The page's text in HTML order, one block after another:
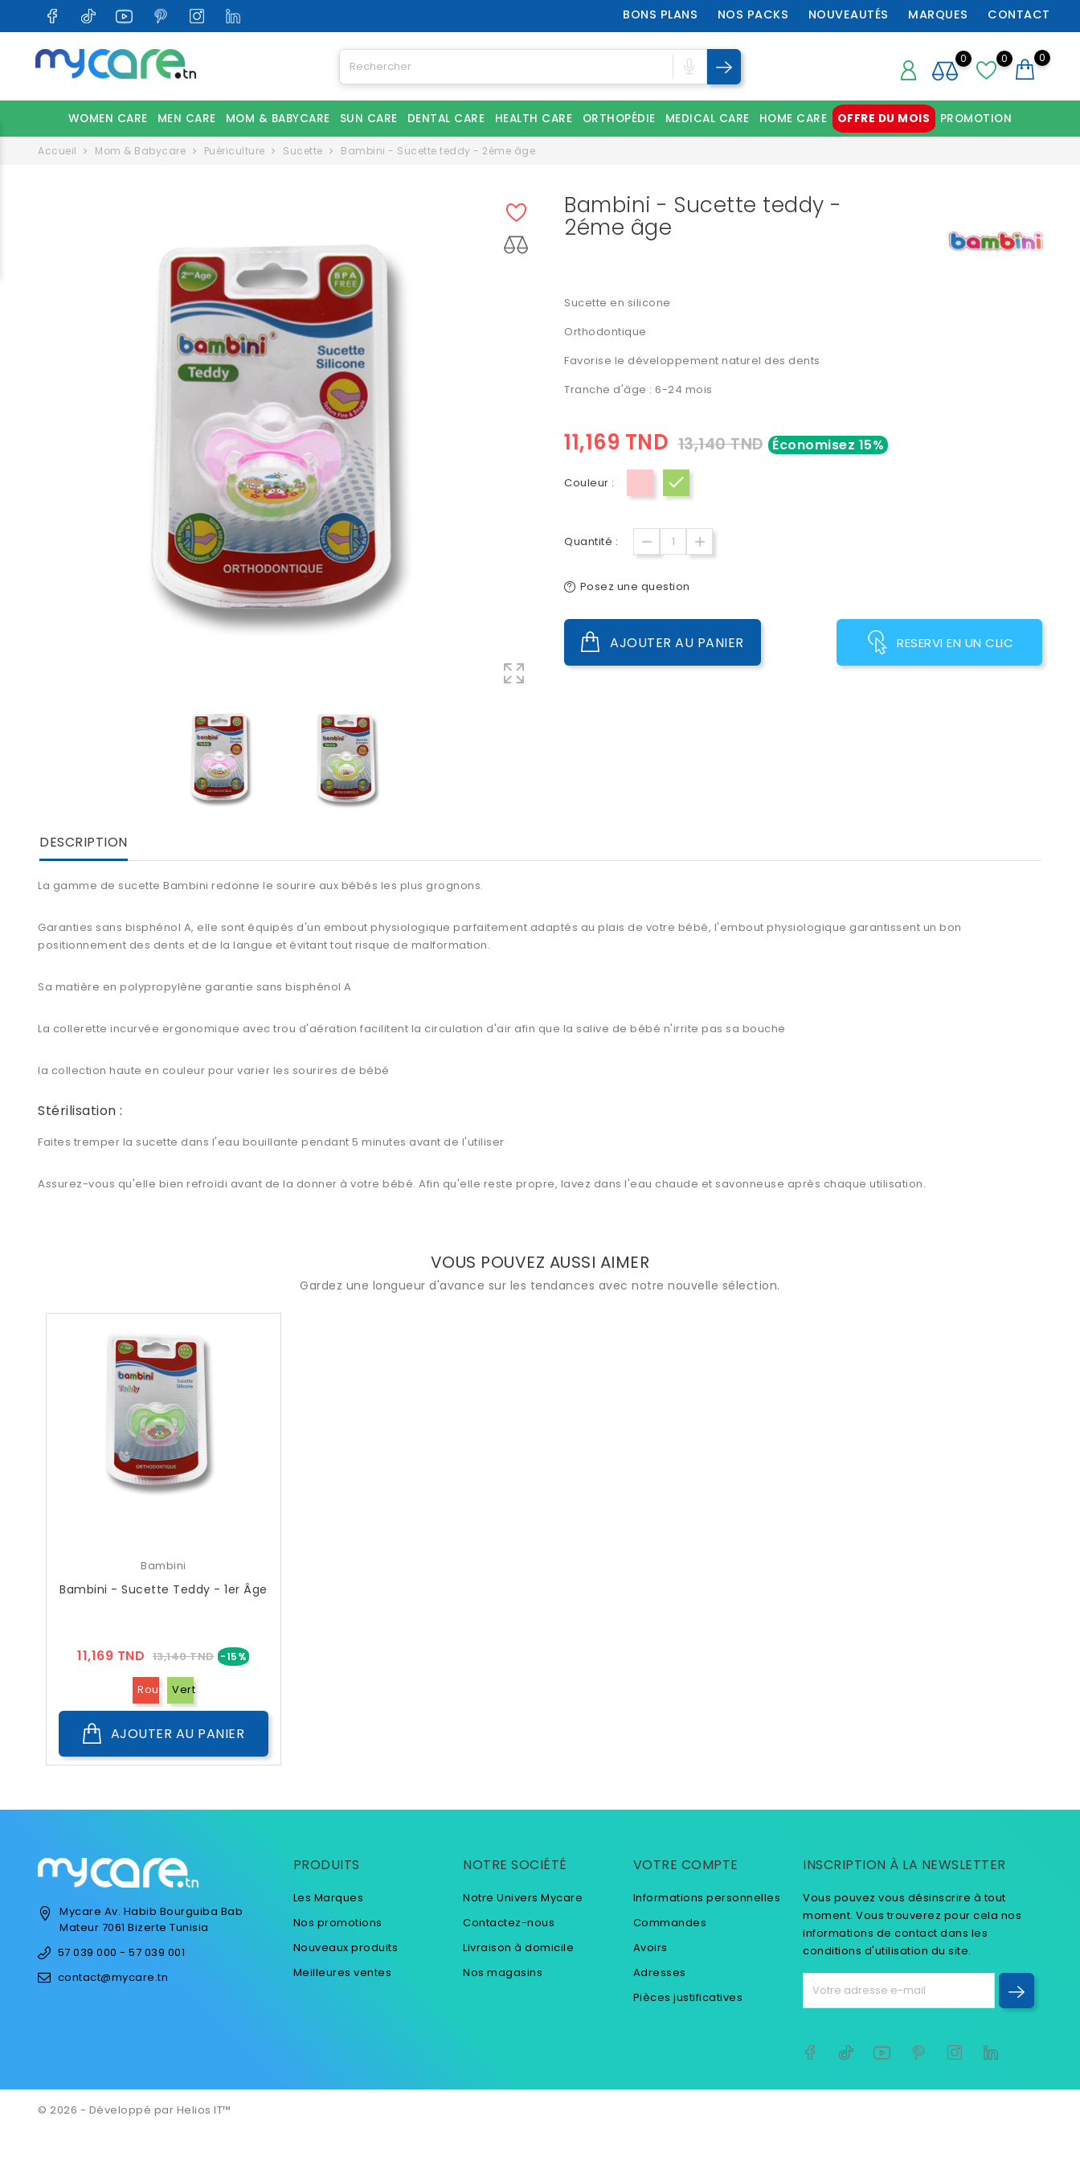
BONS PLANS NOS PACKS NOUVEAUTÉS MARQUES CONTACT
0 0
0
WOMEN CARE MEN CARE MOM & BABYCARE SUN CARE DENTAL CARE HEALTH CARE ORTHOPÉDIE MEDICAL CARE HOME CARE OFFRE DU MOIS PROMOTION
Accueil Mom & Babycare Puériculture Sucette Bambini - Sucette teddy - 2éme âge
Bambini - Sucette teddy -
2éme âge
Sucette en silicone
Orthodontique
Favorise le développement naturel des dents
Tranche d'âge : 6-24 mois
11,169 TND 13,140 TND Économisez 15%
Couleur : Rose
Quantité :
Posez une question
AJOUTER AU PANIER RESERVI EN UN CLIC
DESCRIPTION
La gamme de sucette Bambini redonne le sourire aux bébés les plus grognons.
Garanties sans bisphénol A, elle sont équipés d'un embout physiologique parfaitement adaptés au plais de votre bébé, l'embout physiologique garantissent un bon
positionnement des dents et de la langue et évitant tout risque de malformation.
Sa matière en polypropylène garantie sans bisphénol A
La collerette incurvée ergonomique avec trou d'aération facilitent la circulation d'air afin que la salive de bébé n'irrite pas sa bouche
la collection haute en couleur pour varier les sourires de bébé
Stérilisation :
Faites tremper la sucette dans l'eau bouillante pendant 5 minutes avant de l'utiliser
Assurez-vous qu'elle bien refroidi avant de la donner à votre bébé. Afin qu'elle reste propre, lavez dans l'eau chaude et savonneuse après chaque utilisation.
VOUS POUVEZ AUSSI AIMER
Gardez une longueur d'avance sur les tendances avec notre nouvelle sélection.
Bambini
Bambini - Sucette Teddy - 1er Âge
11,169 TND Prix
Public
13,140 TND -15%Prix
RougeVert
AJOUTER AU PANIER
Mycare Av. Habib Bourguiba Bab
Mateur 7061 Bizerte Tunisia
57 039 000 - 57 039 001
contact@mycare.tn
PRODUITS
Les Marques
Nos promotions
Nouveaux produits
Meilleures ventes
NOTRE SOCIÉTÉ
Notre Univers Mycare
Contactez-nous
Livraison à domicile
Nos magasins
VOTRE COMPTE
Informations personnelles
Commandes
Avoirs
Adresses
Pièces justificatives
INSCRIPTION À LA NEWSLETTER
Vous pouvez vous désinscrire à tout
moment. Vous trouverez pour cela nos
informations de contact dans les
conditions d'utilisation du site.
© 2026 - Développé par Helios IT™